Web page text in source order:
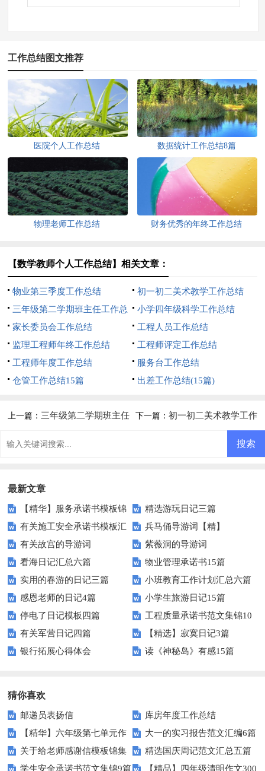
工作总结图文推荐
医院个人工作总结 数据统计工作总结8篇
物理老师工作总结 财务优秀的年终工作总结
【数学教师个人工作总结】相关文章：
物业第三季度工作总结
初一初二美术教学工作总结
三年级第二学期班主任工作总
结15篇
小学四年级科学工作总结
家长委员会工作总结
工程人员工作总结
监理工程师年终工作总结
工程师评定工作总结
工程师年度工作总结
服务台工作总结
仓管工作总结15篇
出差工作总结(15篇)
上一篇：三年级第二学期班主任 下一篇： 初一初二美术教学工作
最新文章
【精华】服务承诺书模板锦
集十篇
精选游玩日记三篇
有关施工安全承诺书模板汇
编十篇
兵马俑导游词【精】
有关故宫的导游词
紫薇洞的导游词
看海日记汇总六篇
物业管理承诺书15篇
实用的春游的日记三篇
小班教育工作计划汇总六篇
感恩老师的日记4篇
小学生旅游日记15篇
停电了日记模板四篇
工程质量承诺书范文集锦10
篇
有关军营日记四篇
【精选】寂寞日记3篇
银行拓展心得体会
读《神秘岛》有感15篇
猜你喜欢
邮递员表扬信
库房年度工作总结
【精华】六年级第七单元作
文汇编十篇
大一的实习报告范文汇编6篇
关于给老师感谢信模板锦集
精选国庆周记范文汇总五篇
学生安全承诺书范文集锦9篇
【精品】四年级清明作文300